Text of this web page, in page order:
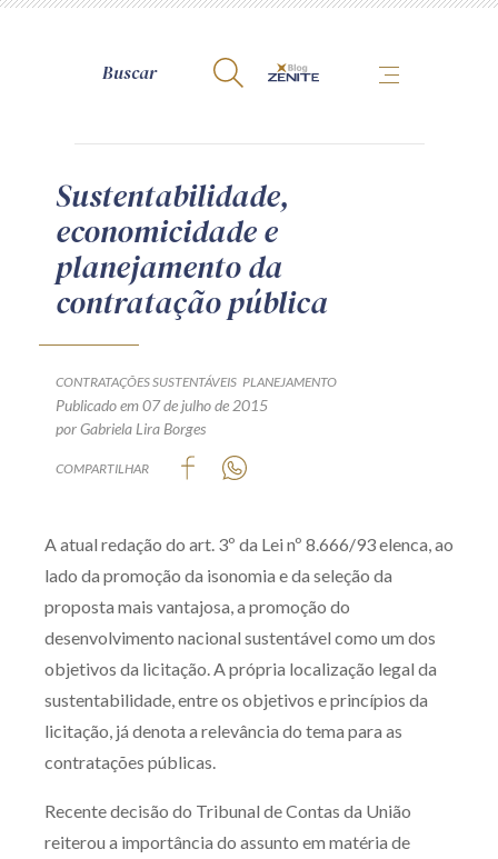
A Zênite
Como publicar conosco
Site da Zênite
Contato
Política de Privacidade
Guia de Direitos dos Titulares de Dados
Encarregado (contato)
Zênite Fácil IA
Zênite Play
Orientação por Escrito
Mentoria Zênite
Capacitação
Sustentabilidade,
economicidade e
planejamento da
contratação pública
CONTRATAÇÕES SUSTENTÁVEIS PLANEJAMENTO
Publicado em 07 de julho de 2015
por Gabriela Lira Borges
COMPARTILHAR
A atual redação do art. 3º da Lei nº 8.666/93 elenca, ao
lado da promoção da isonomia e da seleção da
proposta mais vantajosa, a promoção do
desenvolvimento nacional sustentável como um dos
objetivos da licitação. A própria localização legal da
sustentabilidade, entre os objetivos e princípios da
licitação, já denota a relevância do tema para as
contratações públicas.
Recente decisão do Tribunal de Contas da União
reiterou a importância do assunto em matéria de